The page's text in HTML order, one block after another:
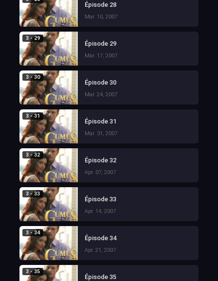
Épisode 28
Mar. 10, 2007
3 - 29
Épisode 29
Mar. 17, 2007
3 - 30
Épisode 30
Mar. 24, 2007
3 - 31
Épisode 31
Mar. 31, 2007
3 - 32
Épisode 32
Apr. 07, 2007
3 - 33
Épisode 33
Apr. 14, 2007
3 - 34
Épisode 34
Apr. 21, 2007
3 - 35
Épisode 35